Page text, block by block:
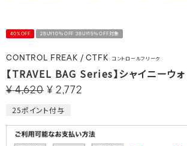
40%OFF 2BUY10％OFF 3BUY15％OFF対象
CONTROL FREAK / CTFK コントロールフリーク
【TRAVEL BAG Series】シャイニーウォ
¥ 4,620 ¥ 2,772
25ポイント付与